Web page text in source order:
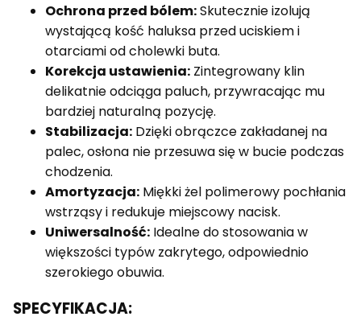
Ochrona przed bólem:Skutecznie izolują
wystającą kość haluksa przed uciskiem i
otarciami od cholewki buta.
Korekcja ustawienia: Zintegrowany klin
delikatnie odciąga paluch, przywracając mu
bardziej naturalną pozycję.
Stabilizacja: Dzięki obrączce zakładanej na
palec, osłona nie przesuwa się w bucie podczas
chodzenia.
Amortyzacja: Miękki żel polimerowy pochłania
wstrząsy i redukuje miejscowy nacisk.
Uniwersalność: Idealne do stosowania w
większości typów zakrytego, odpowiednio
szerokiego obuwia.
SPECYFIKACJA: